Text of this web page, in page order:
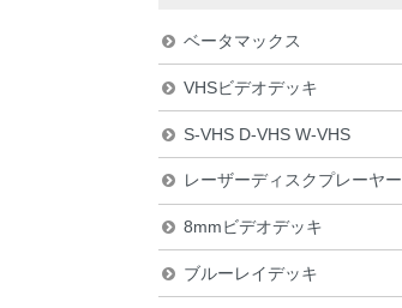
ベータマックス
VHSビデオデッキ
S-VHS D-VHS W-VHS
レーザーディスクプレーヤー
8mmビデオデッキ
ブルーレイデッキ